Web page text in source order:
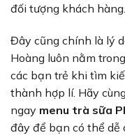
đối tượng khách hàng.
Đây cũng chính là lý
Hoàng luôn nằm
các bạn trẻ khi tìm
thành hợp lí. Hãy
ngay menu trà sữa
đây để bạn có thể dễ